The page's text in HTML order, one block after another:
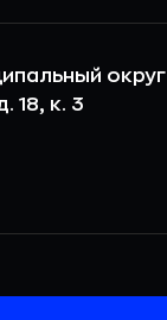
округ
18, к. 3